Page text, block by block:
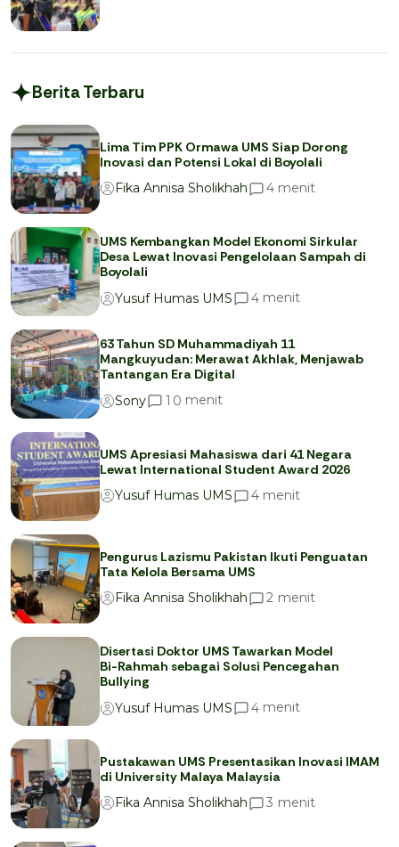
Berita Terbaru
Lima Tim PPK Ormawa UMS Siap Dorong
Inovasi dan Potensi Lokal di Boyolali
Fika Annisa Sholikhah
4 menit
UMS Kembangkan Model Ekonomi Sirkular
Desa Lewat Inovasi Pengelolaan Sampah di
Boyolali
Yusuf Humas UMS
4 menit
63 Tahun SD Muhammadiyah 11
Mangkuyudan: Merawat Akhlak, Menjawab
Tantangan Era Digital
Sony
1 0 menit
UMS Apresiasi Mahasiswa dari 41 Negara
Lewat International Student Award 2026
Yusuf Humas UMS
4 menit
Pengurus Lazismu Pakistan Ikuti Penguatan
Tata Kelola Bersama UMS
Fika Annisa Sholikhah
2 menit
Disertasi Doktor UMS Tawarkan Model
Bi-Rahmah sebagai Solusi Pencegahan
Bullying
Yusuf Humas UMS
4 menit
Pustakawan UMS Presentasikan Inovasi IMAM
di University Malaya Malaysia
Fika Annisa Sholikhah
3 menit